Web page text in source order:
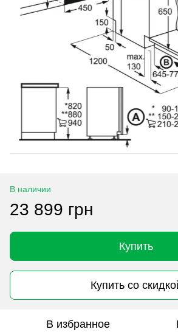
В наличии
23 899 грн
Купить
Купить со
В избранное